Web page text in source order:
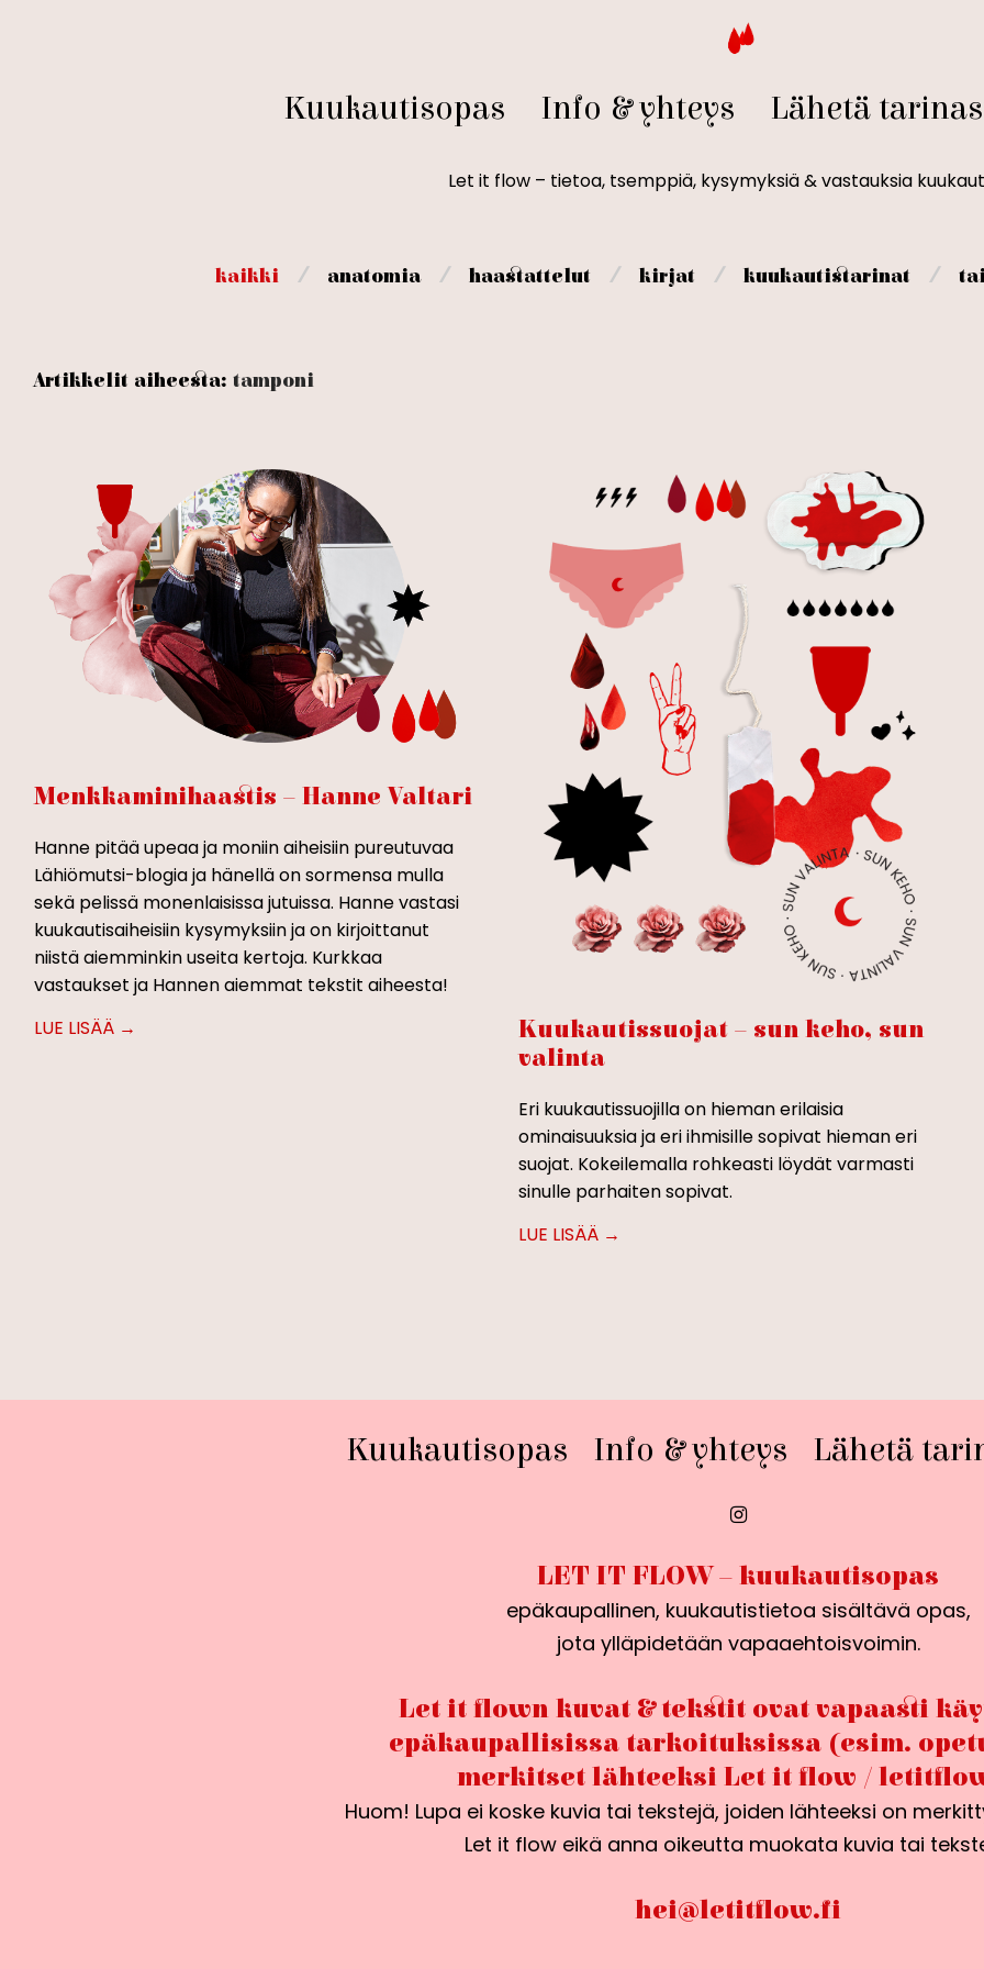
Kuukautisopas Info & yhteys Lähetä
Let it flow – tietoa, tsemppiä, kysymyksiä & vastauksia
kaikki ⁄ anatomia ⁄ haastattelut ⁄ kirjat ⁄ kuukautistarinat ⁄
Artikkelit aiheesta: tamponi
Menkkaminihaastis – Hanne Valtari
Hanne pitää upeaa ja moniin aiheisiin pureutuvaa
Lähiömutsi-blogia ja hänellä on sormensa mulla
sekä pelissä monenlaisissa jutuissa. Hanne vastasi
kuukautisaiheisiin kysymyksiin ja on kirjoittanut
niistä aiemminkin useita kertoja. Kurkkaa
vastaukset ja Hannen aiemmat tekstit aiheesta!
Kuukautissuojat – sun keho, sun
valinta
Eri kuukautissuojilla on hieman erilaisia
ominaisuuksia ja eri ihmisille sopivat hieman eri
suojat. Kokeilemalla rohkeasti löydät varmasti
sinulle parhaiten sopivat.
Kuukautisopas Info & yhteys Lähetä
LET IT FLOW – kuukautisopas
epäkaupallinen, kuukautistietoa sisältävä opas,
jota ylläpidetään vapaaehtoisvoimin.
Let it flown kuvat & tekstit ovat vapaasti
epäkaupallisissa tarkoituksissa (esim.
merkitset lähteeksi Let it flow /
Huom! Lupa ei koske kuvia tai tekstejä, joiden lähteeksi on
Let it flow eikä anna oikeutta muokata kuvia tai
hei@letitflow.fi